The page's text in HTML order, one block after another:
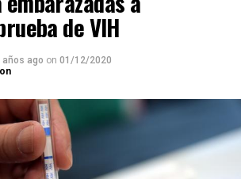
de VIH
años ago on 01/12/2020